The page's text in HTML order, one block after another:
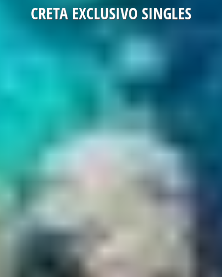
CRETA EXCLUSIVO SINGLES